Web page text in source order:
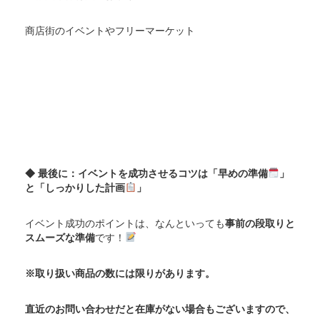
商店街のイベントやフリーマーケット
◆ 最後に：イベントを成功させるコツは「早めの準備
」
と「しっかりした計画
」
イベント成功のポイントは、なんといっても事前の段取りと
スムーズな準備です！
※取り扱い商品の数には限りがあります。
直近のお問い合わせだと在庫がない場合もございますので、